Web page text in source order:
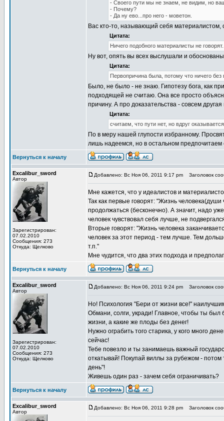
- Своего пути мы не знаем, не видим, но
- Почему?
- Да ну ево...про него - моветон.
Вас кто-то, называющий себя материалистом,
Цитата:
Ничего подобного материалисты не говорят.
Ну вот, опять вы всех выслушали и
Цитата:
Первопричина была, потому что ничего
Было, не было - не знаю. Гипотезу бога, как
подходящей не считаю. Она все просто
причину. А про доказательства - совсем другая
Цитата:
считаем, что пути нет, но вдруг
По в меру нашей глупости избранному.
лишь надеемся, но в остальном
Вернуться к началу
Excalibur_sword
Автор
Зарегистрирован:
07.02.2010
Сообщения: 273
Откуда: Щелково
Добавлено: Вс Ноя 06, 2011 9:17 pm Заголовок
Мне кажется, что у идеалистов и
Так как первые говорят: "Жизнь
продолжаться (бесконечно). А значит, надо
человек чувствовал себя лучше, не
Вторые говорят: "Жизнь человека
человек за этот период - тем лучше. Тем
т.п."
Мне чудится, что два этих подхода и
Вернуться к началу
Excalibur_sword
Автор
Зарегистрирован:
07.02.2010
Сообщения: 273
Откуда: Щелково
Добавлено: Вс Ноя 06, 2011 9:24 pm Заголовок
Но! Психология "Бери от жизни все!"
Обмани, солги, укради! Главное, чтобы ты был
жизни, а какие же плоды без денег!
Нужно ограбить того старика, у кого много
сейчас!
Тебе повезло и ты занимаешь важный
откатывай! Покупай виллы за рубежом -
день"!
Живешь один раз - зачем себя ограничивать?
Вернуться к началу
Excalibur_sword
Автор
Добавлено: Вс Ноя 06, 2011 9:28 pm Заголовок